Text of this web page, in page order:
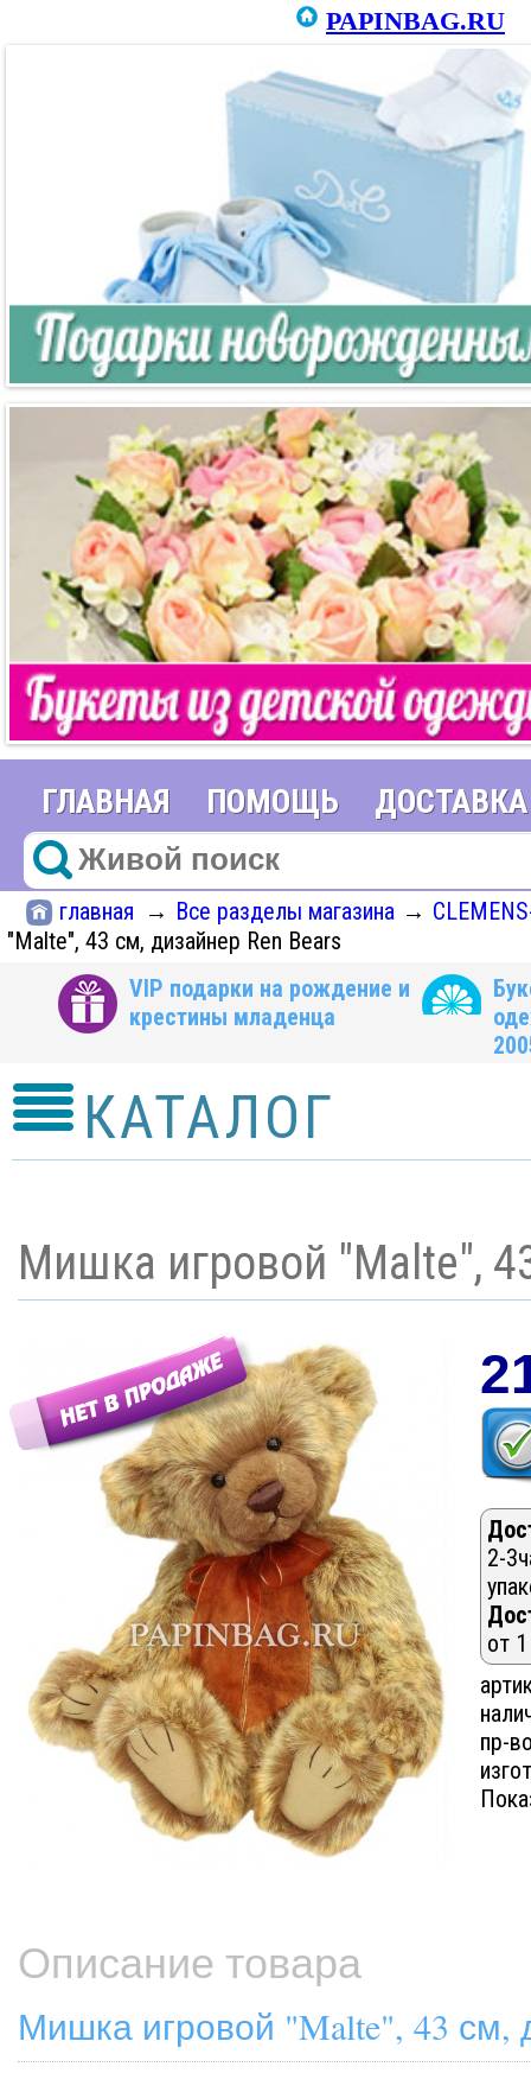
PAPINBAG.RU
ГЛАВНАЯ ПОМОЩЬ ДОСТАВКА
главная → Все разделы магазина →
"Malte", 43 см, дизайнер Ren Bears
VIP подарки на рождение и
крестины младенца
КАТАЛОГ
Мишка игровой "Malte",
2-
от
пр-
Описание товара
Мишка игровой "Malte", 43 см,